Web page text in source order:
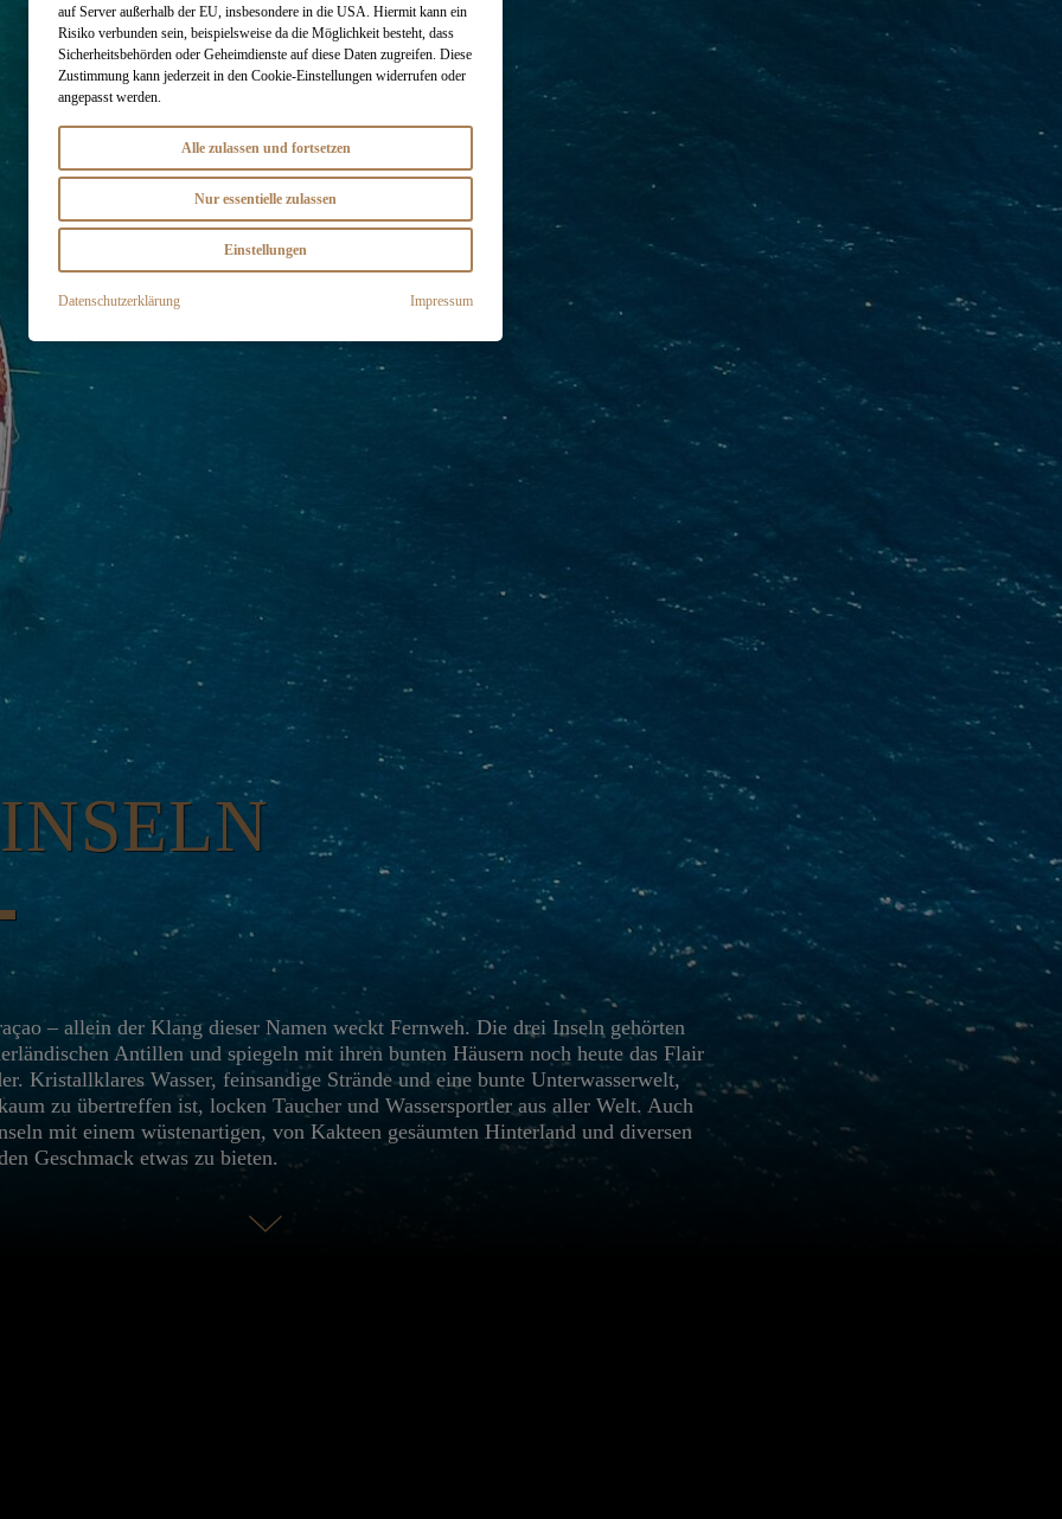
– allein der Klang dieser Namen weckt Fernweh. Die drei Inseln gehörten
Antillen und spiegeln mit ihren bunten Häusern noch heute das Flair
Kristallklares Wasser, feinsandige Strände und eine bunte Unterwasserwelt,
zu übertreffen ist, locken Taucher und Wassersportler aus aller Welt. Auch
mit einem wüstenartigen, von Kakteen gesäumten Hinterland und diversen
Geschmack etwas zu bieten.
auf Server außerhalb der EU, insbesondere in die USA. Hiermit kann ein
Risiko verbunden sein, beispielsweise da die Möglichkeit besteht, dass
Sicherheitsbehörden oder Geheimdienste auf diese Daten zugreifen. Diese
Zustimmung kann jederzeit in den Cookie-Einstellungen widerrufen oder
angepasst werden.
Alle zulassen und fortsetzen
Nur essentielle zulassen
Einstellungen
Datenschutzerklärung Impressum